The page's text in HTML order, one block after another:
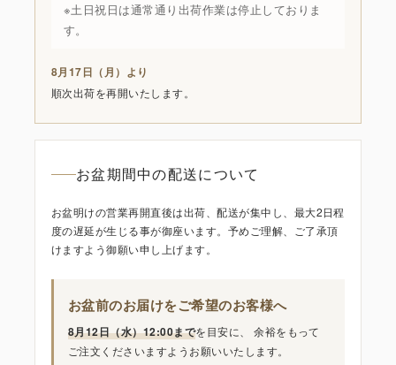
※土日祝日は通常通り出荷作業は停止しておりま
す。
8月17日（月）より
順次出荷を再開いたします。
お盆期間中の配送について
お盆明けの営業再開直後は出荷、配送が集中し、最大2日程
度の遅延が生じる事が御座います。予めご理解、ご了承頂
けますよう御願い申し上げます。
お盆前のお届けをご希望のお客様へ
8月12日（水）12:00までを目安に、 余裕をもって
ご注文くださいますようお願いいたします。